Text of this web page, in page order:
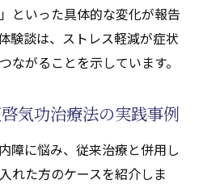
法で活性化するチャクラ
療法の実践ポイント
といった具体的な変化が報告
験談は、ストレス軽減が症状
ながることを示しています。
気功治療法の実践事例
障に悩み、従来治療と併用し
れた方のケースを紹介しま